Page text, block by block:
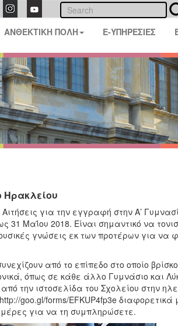
ΑΝΘΕΚΤΙΚΗ ΠΟΛΗ E-ΥΠΗΡΕΣΙΕΣ
Ηρακλείου
για την εγγραφή στην Α’
Μαΐου 2018. Είναι σημαντικό να
γνώσεις εκ των προτέρων για να
από το επίπεδο στο οποίο
όπως σε κάθε άλλο Γυμνάσιο και
την ιστοσελίδα του Σχολείου στην
goo.gl/forms/EFKUP4fp3e διαφορετικά
για να τη συμπληρώσετε.